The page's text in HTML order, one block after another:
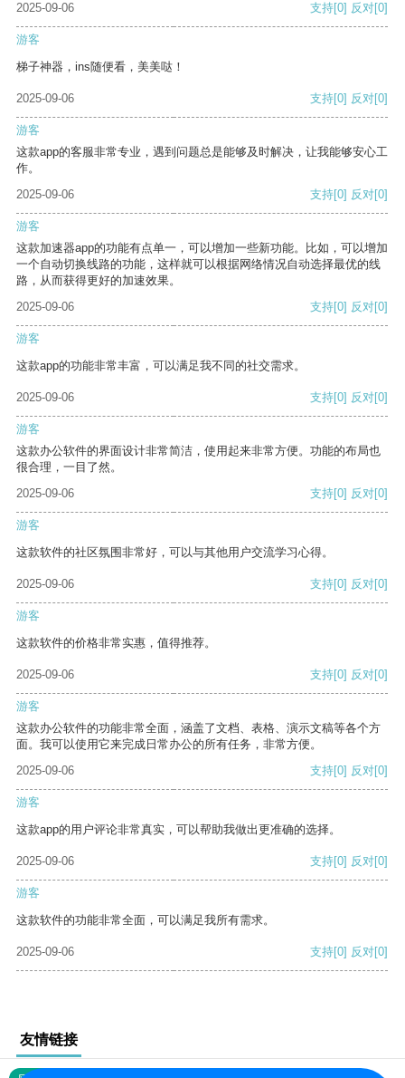
2025-09-06 支持[0] 反对[0]
游客
梯子神器，ins随便看，美美哒！
2025-09-06 支持[0] 反对[0]
游客
这款app的客服非常专业，遇到问题总是能够及时解决，让我能够安心工
作。
2025-09-06
支持[0] 反对[0]
游客
这款加速器app的功能有点单一，可以增加一些新功能。比如，可以增加
一个自动切换线路的功能，这样就可以根据网络情况自动选择最优的线
路，从而获得更好的加速效果。
2025-09-06
支持[0] 反对[0]
游客
这款app的功能非常丰富，可以满足我不同的社交需求。
2025-09-06 支持[0] 反对[0]
游客
这款办公软件的界面设计非常简洁，使用起来非常方便。功能的布局也
很合理，一目了然。
2025-09-06
支持[0] 反对[0]
游客
这款软件的社区氛围非常好，可以与其他用户交流学习心得。
2025-09-06 支持[0] 反对[0]
游客
这款软件的价格非常实惠，值得推荐。
2025-09-06 支持[0] 反对[0]
游客
这款办公软件的功能非常全面，涵盖了文档、表格、演示文稿等各个方
面。我可以使用它来完成日常办公的所有任务，非常方便。
2025-09-06
支持[0] 反对[0]
游客
这款app的用户评论非常真实，可以帮助我做出更准确的选择。
2025-09-06 支持[0] 反对[0]
游客
这款软件的功能非常全面，可以满足我所有需求。
2025-09-06 支持[0] 反对[0]
友情链接